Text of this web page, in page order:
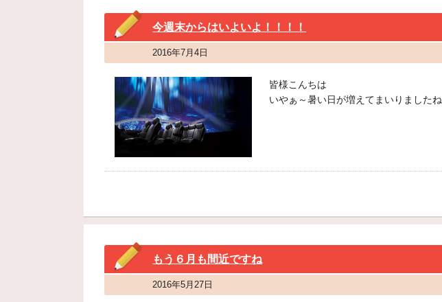
今週末からはいよいよ！！！！
2016年7月4日
皆様こんちは
いやぁ～暑い日が増えてまいりましたね
もう６月も間近ですね
2016年5月27日